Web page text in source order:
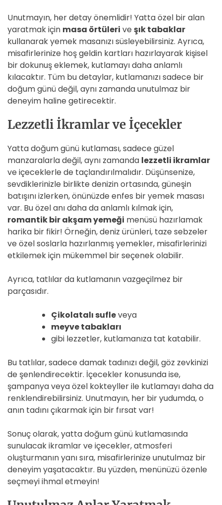
Unutmayın, her detay önemlidir! Yatta özel bir alan
yaratmak için masa örtüleri ve şık tabaklar
kullanarak yemek masanızı süsleyebilirsiniz. Ayrıca,
misafirlerinize hoş geldin kartları hazırlayarak kişisel
bir dokunuş eklemek, kutlamayı daha anlamlı
kılacaktır. Tüm bu detaylar, kutlamanızı sadece bir
doğum günü değil, aynı zamanda unutulmaz bir
deneyim haline getirecektir.
Lezzetli İkramlar ve İçecekler
Yatta doğum günü kutlaması, sadece güzel
manzaralarla değil, aynı zamanda lezzetli ikramlar
ve içeceklerle de taçlandırılmalıdır. Düşünsenize,
sevdiklerinizle birlikte denizin ortasında, güneşin
batışını izlerken, önünüzde enfes bir yemek masası
var. Bu özel anı daha da anlamlı kılmak için,
romantik bir akşam yemeği menüsü hazırlamak
harika bir fikir! Örneğin, deniz ürünleri, taze sebzeler
ve özel soslarla hazırlanmış yemekler, misafirlerinizi
etkilemek için mükemmel bir seçenek olabilir.
Ayrıca, tatlılar da kutlamanın vazgeçilmez bir
parçasıdır.
Çikolatalı sufleveya
meyve tabakları
gibi lezzetler, kutlamanıza tat katabilir.
Bu tatlılar, sadece damak tadınızı değil, göz zevkinizi
de şenlendirecektir. İçecekler konusunda ise,
şampanya veya özel kokteyller ile kutlamayı daha da
renklendirebilirsiniz. Unutmayın, her bir yudumda, o
anın tadını çıkarmak için bir fırsat var!
Sonuç olarak, yatta doğum günü kutlamasında
sunulacak ikramlar ve içecekler, atmosferi
oluşturmanın yanı sıra, misafirlerinize unutulmaz bir
deneyim yaşatacaktır. Bu yüzden, menünüzü özenle
seçmeyi ihmal etmeyin!